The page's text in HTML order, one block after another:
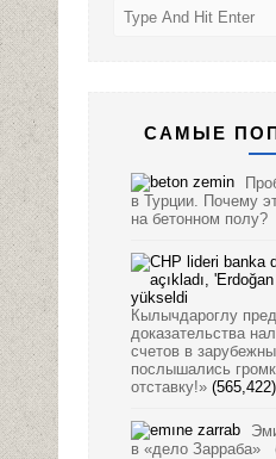
САМЫЕ
в Турции. Почему
на бетонном полу?
Кылычдароглу
доказательства
счетов в
послышались
отставку!» (565,422)
в «дело Зарраба»